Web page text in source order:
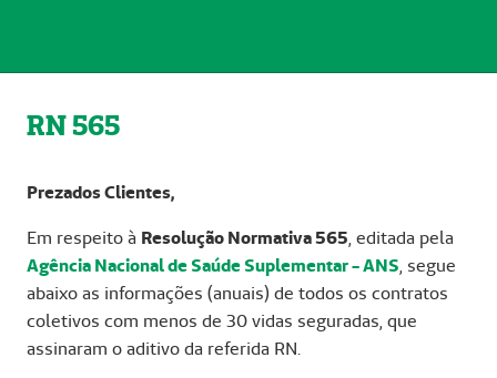
RN 565
Prezados Clientes,
Em respeito à Resolução Normativa 565, editada pela
Agência Nacional de Saúde Suplementar - ANS, segue
abaixo as informações (anuais) de todos os contratos
coletivos com menos de 30 vidas seguradas, que
assinaram o aditivo da referida RN.